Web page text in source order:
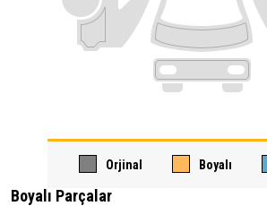
Orjinal Boyalı
Boyalı Parçalar